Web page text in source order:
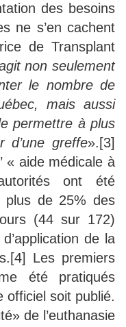
des besoins
ne s’en cachent
de Transplant
non seulement
le nombre de
mais aussi
permettre à plus
d’une greffe».[3]
« aide médicale à
ont été
plus de 25% des
(44 sur 172)
de la
Les premiers
été pratiqués
officiel soit publié.
de l’euthanasie